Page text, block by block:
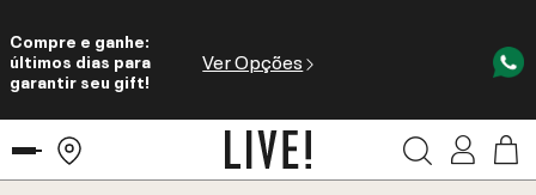
Compre e ganhe:
últimos dias para
garantir seu gift!
Ver Opções